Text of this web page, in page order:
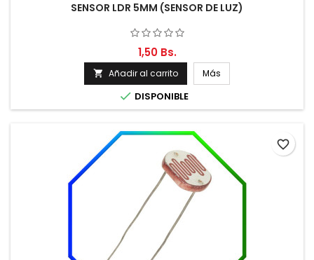
SENSOR LDR 5MM (SENSOR DE LUZ)
1,50 Bs.
 Añadir al carrito Más
 DISPONIBLE
favorite_border